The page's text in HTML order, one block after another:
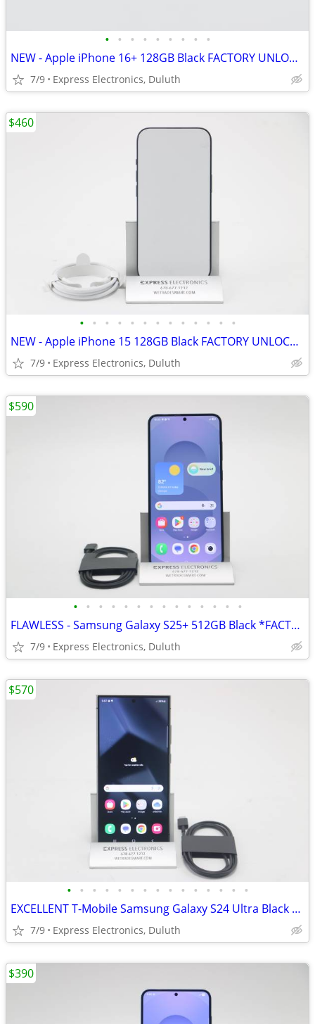
• • • • • • • • •
NEW - Apple iPhone 16+ 128GB Black FACTORY UNLOCKED *1Yr Warranty*
7/9 Express Electronics, Duluth
• • • • • • • • • • • • •
NEW - Apple iPhone 15 128GB Black FACTORY UNLOCKED *1Yr Warranty*
7/9 Express Electronics, Duluth
$460
• • • • • • • • • • • • • •
FLAWLESS - Samsung Galaxy S25+ 512GB Black *FACTORY UNLOCKED*
7/9 Express Electronics, Duluth
$590
• • • • • • • • • • • • • • •
EXCELLENT T-Mobile Samsung Galaxy S24 Ultra Black 256GB *T-Mob/Metro*
7/9 Express Electronics, Duluth
$570
$390